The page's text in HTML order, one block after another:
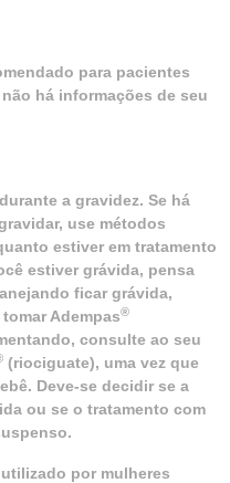
para pacientes
há informações de seu
a gravidez. Se há
use métodos
estiver em tratamento
estiver grávida, pensa
ficar grávida,
Adempas®
consulte ao seu
(riociguate), uma vez que
Deve-se decidir se a
ou se o tratamento com
por mulheres